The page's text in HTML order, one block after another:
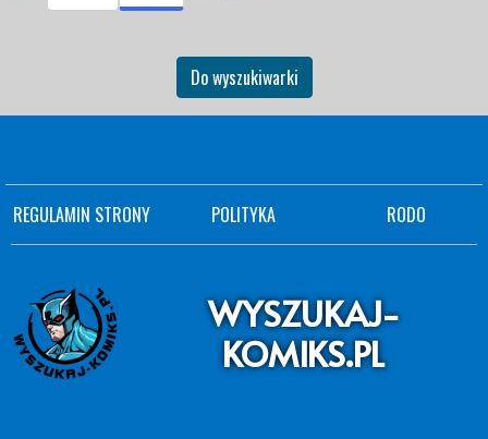
Do wyszukiwarki
REGULAMIN STRONY POLITYKA RODO
WYSZUKAJ-
KOMIKS.PL